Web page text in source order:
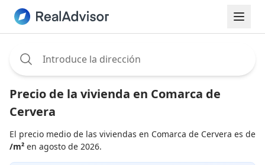
Precio de la vivienda en Comarca de
Cervera
El precio medio de las viviendas en Comarca de Cervera es de
/m² en agosto de 2026.